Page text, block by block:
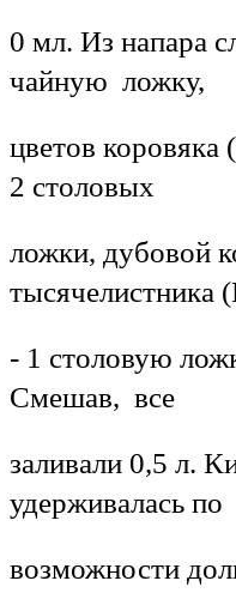
0 мл. Из напара
чайную ложку,
цветов
2 столовых
ложки, дубовой
тысячелистника
- 1 столовую
Смешав, все
заливали 0,5 л.
удерживалась по
возможности